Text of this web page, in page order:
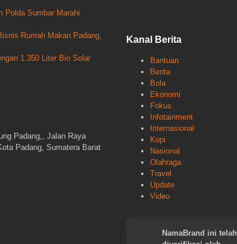
Polda Sumbar Marahi
Rumah Makan Padang,
1.350 Liter Bio Solar
Padang,, Jalan Raya
Padang, Sumatera Barat
Kanal Berita
Bantuan
Berita
Bola
Ekonomi
Fokus
Infotainment
Internasional
Kopi
Nasional
Olahraga
Travel
Update
Video
NamaBrand ini telah